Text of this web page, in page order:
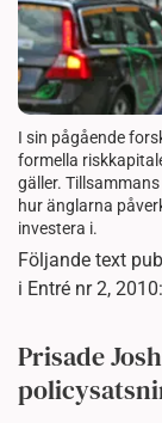
I sin pågående
formella
gäller.
hur änglarna
investera i.
Följande text
i Entré nr 2, 2010:
Prisade